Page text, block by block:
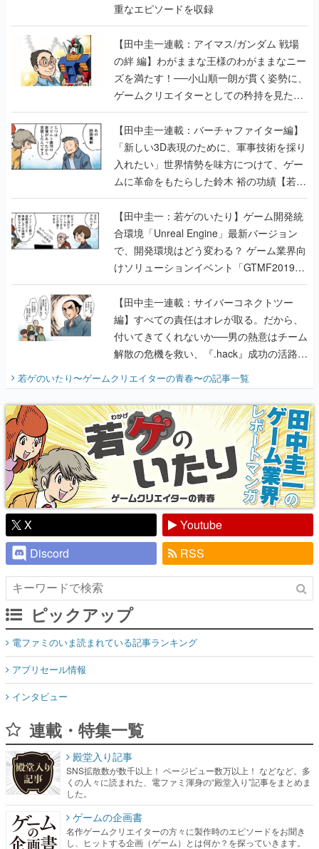
重なエピソードを収録
【田中圭一連載：アイマス/ガンダム 戦場
の絆 編】わがままな王様のわがままなニー
ズを満たす！──小山順一朗が貫く姿勢に、
ゲームクリエイターとしての矜持を見た
【若ゲのいたり最終回】
【田中圭一連載：バーチャファイター編】
「新しい3D表現のために、軍事技術を採り
入れたい」世界情勢を味方につけて、ゲー
ムに革命をもたらした鈴木 裕の功績【若ゲ
のいたり】
【田中圭一：若ゲのいたり】ゲーム開発統
合環境「Unreal Engine」最新バージョン
で、開発環境はどう変わる？ ゲーム業界向
けソリューションイベント「GTMF2019」
に行って、より理解を深めよう【PR】
【田中圭一連載：サイバーコネクトツー
編】すべての責任はオレが取る。だから、
付いてきてくれないか──男の熱意はチーム
解散の危機を救い、『.hack』成功の活路を
『少年ジャンプ』色だった【若ゲのいた
り】
若ゲのいたり〜ゲームクリエイターの青春〜の記事一覧
X
Youtube
Discord
RSS
ピックアップ
電ファミのいま読まれている記事ランキング
アプリセール情報
インタビュー
連載・特集一覧
殿堂入り記事
SNS拡散数が数千以上！ ページビュー数万以上！ などなど。多
くの人々に読まれた、電ファミ渾身の“殿堂入り”記事をまとめま
した。
ゲームの企画書
名作ゲームクリエイターの方々に製作時のエピソードをお聞き
し、ヒットする企画（ゲーム）とは何か？を探っていきます。